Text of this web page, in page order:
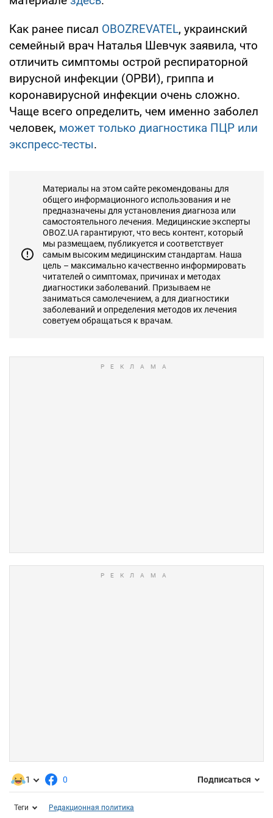
Как ранее писал OBOZREVATEL, украинский
семейный врач Наталья Шевчук заявила, что
отличить симптомы острой респираторной
вирусной инфекции (ОРВИ), гриппа и
коронавирусной инфекции очень сложно.
Чаще всего определить, чем именно заболел
человек, может только диагностика ПЦР или
экспресс-тесты.
Материалы на этом сайте рекомендованы для
общего информационного использования и не
предназначены для установления диагноза или
самостоятельного лечения. Медицинские эксперты
OBOZ.UA гарантируют, что весь контент, который
мы размещаем, публикуется и соответствует
самым высоким медицинским стандартам. Наша
цель – максимально качественно информировать
читателей о симптомах, причинах и методах
диагностики заболеваний. Призываем не
заниматься самолечением, а для диагностики
заболеваний и определения методов их лечения
советуем обращаться к врачам.
1 0 Подписаться
Теги Редакционная политика